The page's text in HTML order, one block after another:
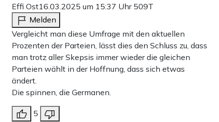
Effi Ost16.03.2025 um 15:37 Uhr 509T
Melden
Vergleicht man diese Umfrage mit den aktuellen
Prozenten der Parteien, lässt dies den Schluss zu, dass
man trotz aller Skepsis immer wieder die gleichen
Parteien wählt in der Hoffnung, dass sich etwas
ändert.
Die spinnen, die Germanen.
5